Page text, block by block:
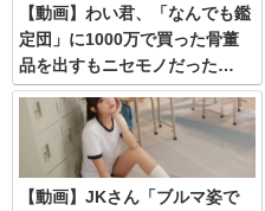
【動画】わい君、「なんでも鑑
定団」に1000万で買った骨董
品を出すもニセモノだった…
【動画】JKさん「ブルマ姿で